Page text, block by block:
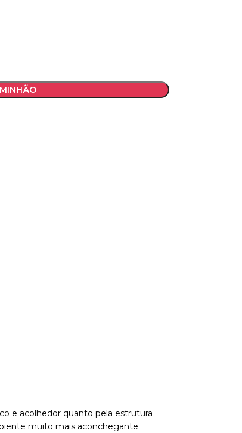
e acolhedor quanto pela estrutura
muito mais aconchegante.